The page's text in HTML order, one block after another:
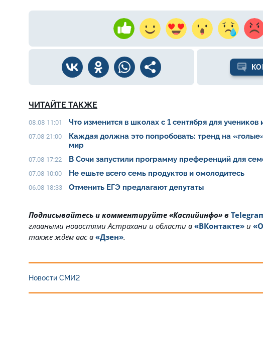
ЧИТАЙТЕ ТАКЖЕ
08.08 11:01 Что изменится в школах с 1 сентября для учеников
07.08 21:00
Каждая должна это попробовать: тренд на
мир
07.08 17:22 В Сочи запустили программу преференций для
07.08 10:00 Не ешьте всего семь продуктов и омолодитесь
06.08 18:33 Отменить ЕГЭ предлагают депутаты
Подписывайтесь и комментируйте «Каспийинфо» в
главными новостями Астрахани и области в «ВКонтакте» и
также ждём вас в «Дзен».
Новости СМИ2